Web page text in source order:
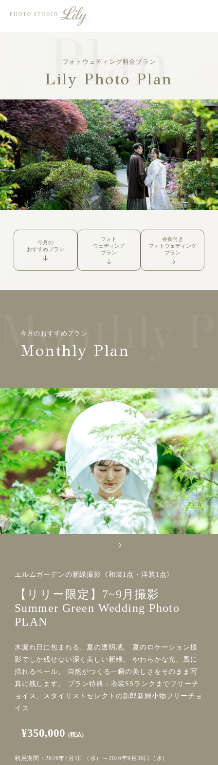
フォトウェディング料金プラン
Lily Photo Plan
今月の
おすすめプラン
フォト
ウェディング
プラン
会食付き
フォトウェディング
プラン
今月のおすすめプラン
Monthly Plan
エルムガーデンの新緑撮影《和装1点・洋装1点》
【リリー限定】7~9月撮影
Summer Green Wedding Photo
PLAN
木漏れ日に包まれる、夏の透明感。 夏のロケーション撮
影でしか残せない深く美しい新緑。 やわらかな光、風に
揺れるベール。 自然がつくる一瞬の美しさをそのまま写
真に残します。 プラン特典：衣装SSランクまでフリーチ
ョイス、スタイリストセレクトの新郎新婦小物フリーチョ
イス
¥350,000 (税込)
利用期間：2026年7月1日（水）～2026年9月30日（水）